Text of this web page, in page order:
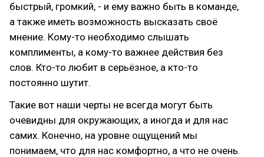
быстрый, громкий, - и ему важно быть в команде,
а также иметь возможность высказать своё
мнение. Кому-то необходимо слышать
комплименты, а кому-то важнее действия без
слов. Кто-то любит в серьёзное, а кто-то
постоянно шутит.
Такие вот наши черты не всегда могут быть
очевидны для окружающих, а иногда и для нас
самих. Конечно, на уровне ощущений мы
понимаем, что для нас комфортно, а что не очень.